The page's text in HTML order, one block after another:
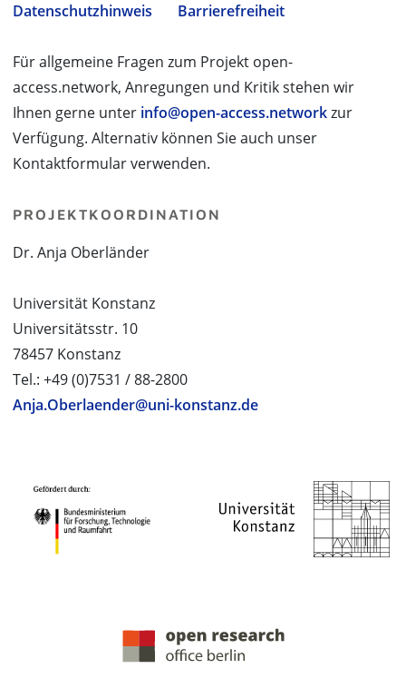
Datenschutzhinweis
Barrierefreiheit
Für allgemeine Fragen zum Projekt open-
access.network, Anregungen und Kritik stehen wir
Ihnen gerne unter info@open-access.networkzur
Verfügung. Alternativ können Sie auch unser
Kontaktformular verwenden.
PROJEKTKOORDINATION
Dr. Anja Oberländer
Universität Konstanz
Universitätsstr. 10
78457 Konstanz
Tel.: +49 (0)7531 / 88-2800
Anja.Oberlaender@uni-konstanz.de